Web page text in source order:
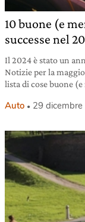
10 buone (e
successe nel
Il 2024 è stato un
Notizie per la
lista di cose buone (e
Auto 29